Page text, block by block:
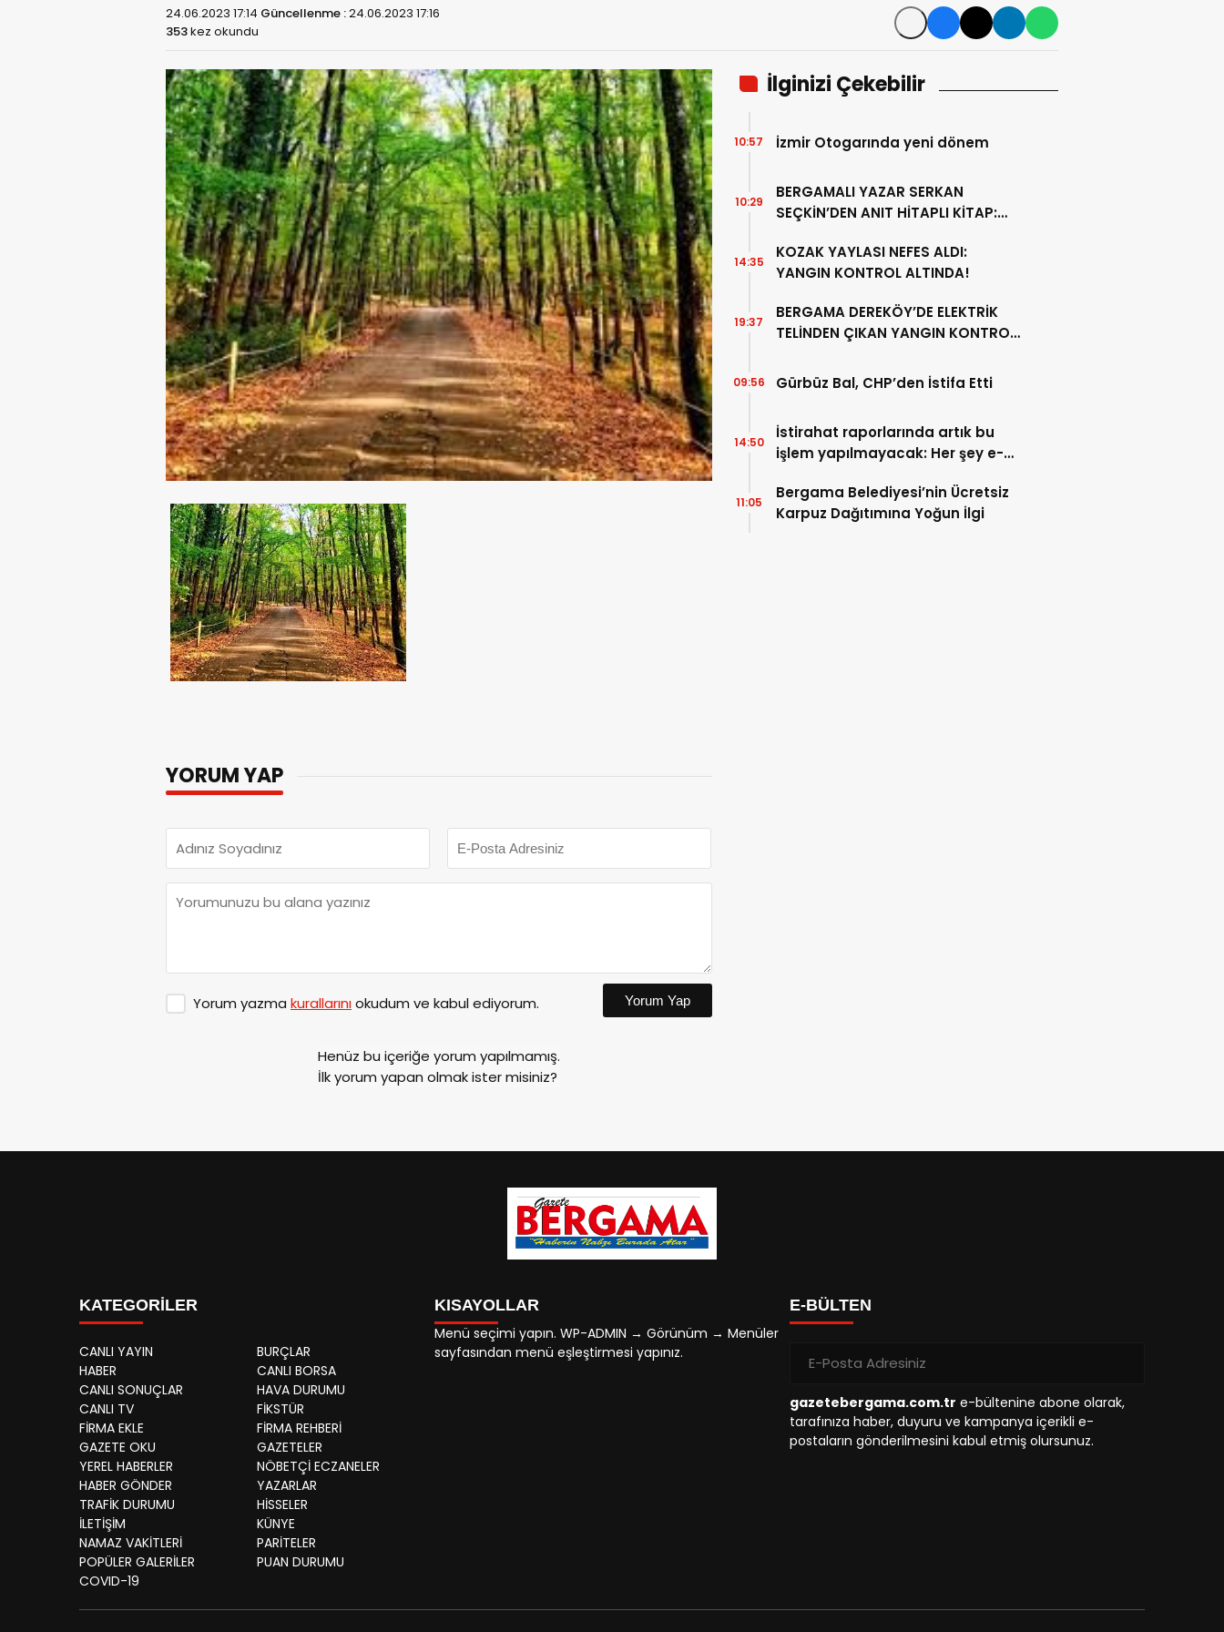
24.06.2023 17:14 Güncellenme :24.06.2023 17:16
353kez okundu
YORUM YAP
Yorum yazma kurallarınıokudum ve kabul ediyorum. Yorum Yap
Henüz bu içeriğe yorum yapılmamış.
İlk yorum yapan olmak ister misiniz?
İlginizi Çekebilir
İzmir Otogarında yeni dönem
10:57
BERGAMALI YAZAR SERKAN
SEÇKİN’DEN ANIT HİTAPLI KİTAP:
10:29
KOZAK YAYLASI NEFES ALDI:
YANGIN KONTROL ALTINDA!
14:35
BERGAMA DEREKÖY’DE ELEKTRİK
TELİNDEN ÇIKAN YANGIN KONTROL
19:37
Gürbüz Bal, CHP’den İstifa Etti
09:56
İstirahat raporlarında artık bu
işlem yapılmayacak: Her şey e-
14:50
Bergama Belediyesi’nin Ücretsiz
Karpuz Dağıtımına Yoğun İlgi
11:05
KATEGORİLER
CANLI YAYIN
BURÇLAR
HABER
CANLI BORSA
CANLI SONUÇLAR
HAVA DURUMU
CANLI TV
FİKSTÜR
FİRMA EKLE
FİRMA REHBERİ
GAZETE OKU
GAZETELER
YEREL HABERLER
NÖBETÇİ ECZANELER
HABER GÖNDER
YAZARLAR
TRAFİK DURUMU
HİSSELER
İLETİŞİM
KÜNYE
NAMAZ VAKİTLERİ
PARİTELER
POPÜLER GALERİLER
PUAN DURUMU
COVID-19
KISAYOLLAR
Menü seçimi yapın. WP-ADMIN → Görünüm → Menüler
sayfasından menü eşleştirmesi yapınız.
E-BÜLTEN
gazetebergama.com.tr e-bültenine abone olarak,
tarafınıza haber, duyuru ve kampanya içerikli e-
postaların gönderilmesini kabul etmiş olursunuz.